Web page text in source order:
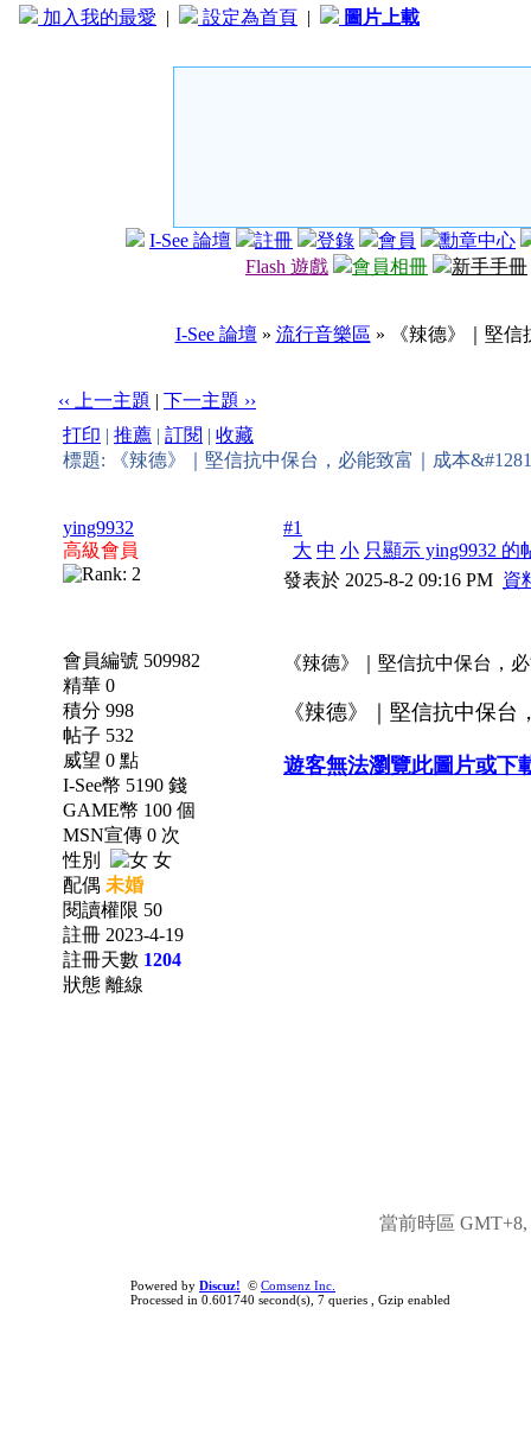
加入我的最愛 | 設定為首頁 | 圖片上載
I-See 論壇 註冊 登錄 會員
勳章中心
Flash 遊戲
會員相冊 新手手冊
I-See 論壇 » 流行音樂區 » 《辣德》｜堅信
‹‹ 上一主題 | 下一主題 ››
打印 | 推薦 | 訂閱 | 收藏
標題: 《辣德》｜堅信抗中保台，必能致富｜成本
ying9932
高級會員
會員編號 509982
精華 0
積分 998
帖子 532
威望 0 點
I-See幣 5190 錢
GAME幣 100 個
MSN宣傳 0 次
性別
女
配偶 未婚
閱讀權限 50
註冊 2023-4-19
註冊天數 1204
狀態 離線
#1
大 中 小 只顯示 ying9932 的
發表於 2025-8-2 09:16 PM 資
《辣德》｜堅信抗中保台，
《辣德》｜堅信抗中保
遊客無法瀏覽此圖片或下
當前時區 GMT+8,
Powered by Discuz! © Comsenz Inc.
Processed in 0.601740 second(s), 7 queries , Gzip enabled